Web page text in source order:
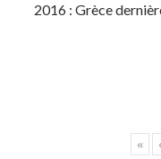
2016 : Grèce
« ‹